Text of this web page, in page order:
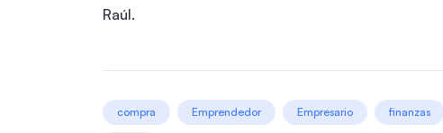
Raúl.
compra Emprendedor Empresario finanzas